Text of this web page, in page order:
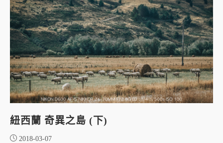
紐西蘭 奇異之島 (下)
2018-03-07